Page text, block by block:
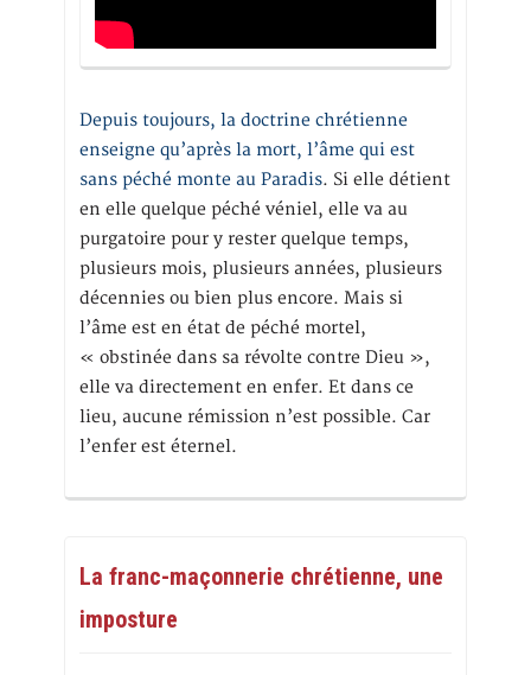
Depuis toujours, la doctrine chrétienne
enseigne qu’après la mort, l’âme qui est
sans péché monte au Paradis. Si elle détient
en elle quelque péché véniel, elle va au
purgatoire pour y rester quelque temps,
plusieurs mois, plusieurs années, plusieurs
décennies ou bien plus encore. Mais si
l’âme est en état de péché mortel,
« obstinée dans sa révolte contre Dieu »,
elle va directement en enfer. Et dans ce
lieu, aucune rémission n’est possible. Car
l’enfer est éternel.
La franc-maçonnerie chrétienne, une
imposture